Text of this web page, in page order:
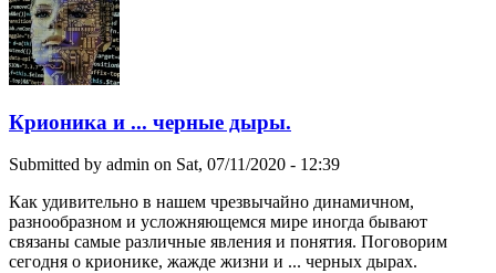
Крионика и ... черные дыры.
Submitted by admin on Sat, 07/11/2020 - 12:39
Как удивительно в нашем чрезвычайно динамичном,
разнообразном и усложняющемся мире иногда бывают
связаны самые различные явления и понятия. Поговорим
сегодня о крионике, жажде жизни и ... черных дырах.